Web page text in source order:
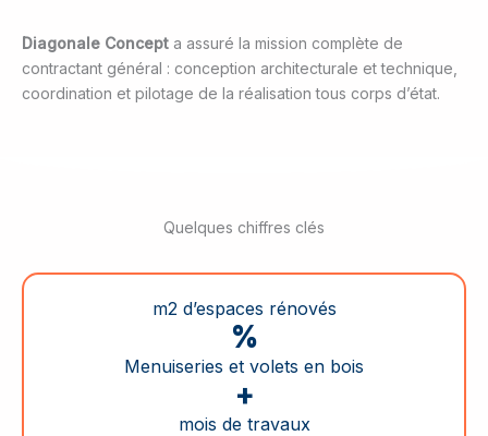
Diagonale Concept a assuré la mission complète de
contractant général : conception architecturale et technique,
coordination et pilotage de la réalisation tous corps d’état.
Quelques chiffres clés
m2 d’espaces rénovés
%
Menuiseries et volets en bois
+
mois de travaux